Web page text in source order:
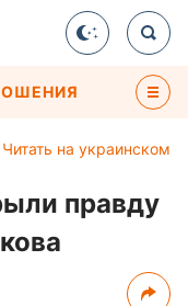
Читать на украинском
правду